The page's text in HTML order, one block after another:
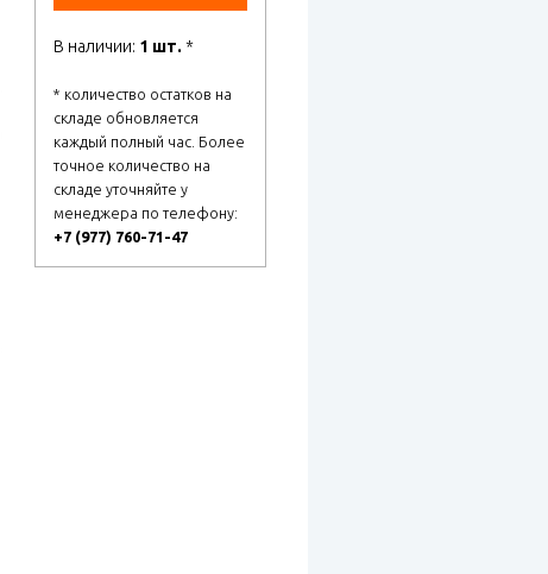
В наличии: 1 шт. *
* количество остатков на
складе обновляется
каждый полный час. Более
точное количество на
складе уточняйте у
менеджера по телефону:
+7 (977) 760-71-47